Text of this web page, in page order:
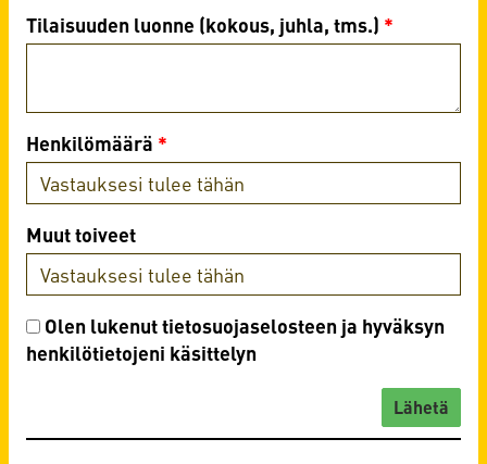
Tilaisuuden luonne (kokous, juhla, tms.) *
Henkilömäärä *
Muut toiveet
Olen lukenuttietosuojaselosteen ja hyväksyn
henkilötietojeni käsittelyn
Lähetä